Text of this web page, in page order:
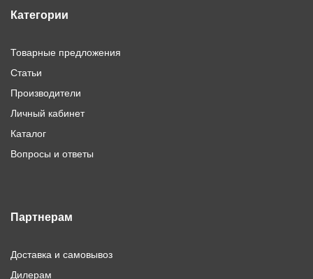
Категории
Товарные предложения
Статьи
Производители
Личный кабинет
Каталог
Вопросы и ответы
Партнерам
Доставка и самовывоз
Дилерам